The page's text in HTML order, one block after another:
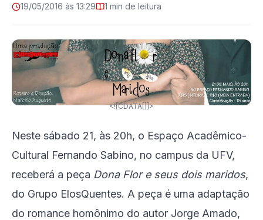
19/05/2016 às 13:29 1 min de leitura
<![CDATA[]]>
Neste sábado 21, às 20h, o Espaço Acadêmico-
Cultural Fernando Sabino, no campus da UFV,
receberá a peça Dona Flor e seus dois maridos,
do Grupo ElosQuentes. A peça é uma adaptação
do romance homônimo do autor Jorge Amado,